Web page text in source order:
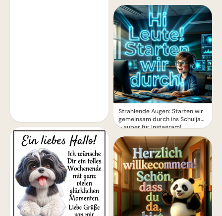
Strahlende Augen: Starten wir
gemeinsam durch ins Schuljahr
– super für Instagram!